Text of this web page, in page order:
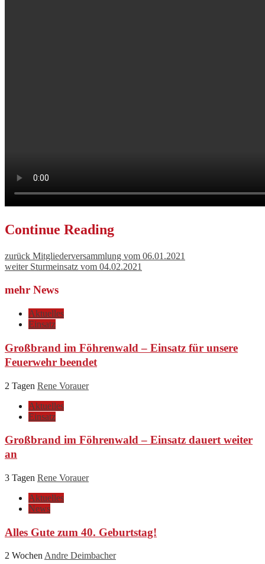
Continue Reading
zurück Mitgliederversammlung vom 06.01.2021
weiterSturmeinsatz vom 04.02.2021
mehr News
Aktuelles
Einsatz
Großbrand im Föhrenwald – Einsatz für unsere
Feuerwehr beendet
2 Tagen Rene Vorauer
Aktuelles
Einsatz
Großbrand im Föhrenwald – Einsatz dauert weiter
an
3 Tagen Rene Vorauer
Aktuelles
News
Alles Gute zum 40. Geburtstag!
2 Wochen Andre Deimbacher